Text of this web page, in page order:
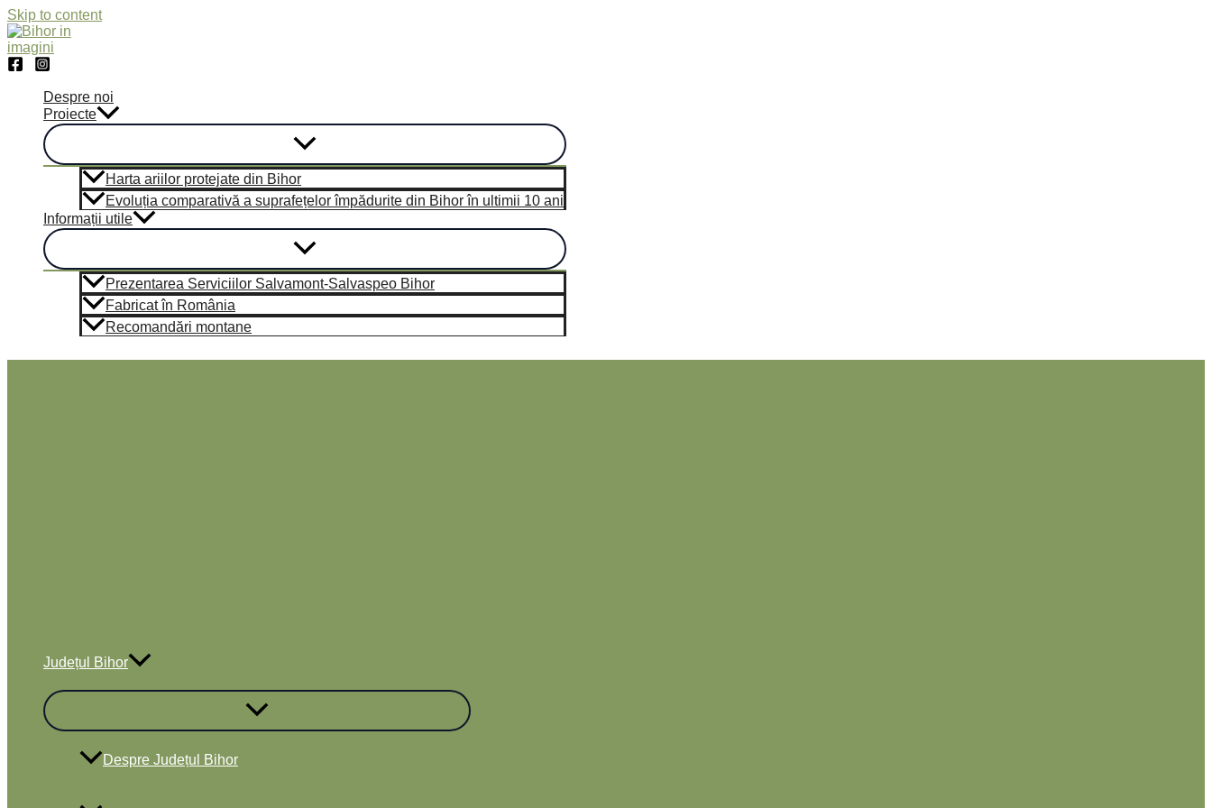
Skip to content
Despre noi
Proiecte
Harta ariilor protejate din Bihor
Evoluția comparativă a suprafețelor împădurite din Bihor în ultimii 10 ani
Informații utile
Prezentarea Serviciilor Salvamont-Salvaspeo Bihor
Fabricat în România
Recomandări montane
Județul Bihor
Despre Județul Bihor